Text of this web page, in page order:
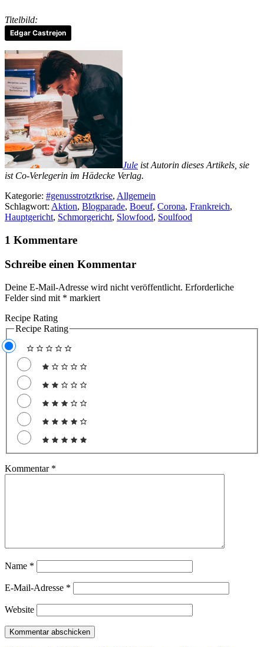
Titelbild:
Edgar Castrejon
Jule ist Autorin dieses Artikels, sie
ist Co-Verlegerin im Hädecke Verlag.
Kategorie: #genusstrotztkrise, Allgemein
Schlagwort: Aktion, Blogparade, Boeuf, Corona, Frankreich,
Hauptgericht, Schmorgericht, Slowfood, Soulfood
1 Kommentare
Schreibe einen Kommentar
Deine E-Mail-Adresse wird nicht veröffentlicht. Erforderliche
Felder sind mit * markiert
Recipe Rating
Recipe Rating
Kommentar *
Name *
E-Mail-Adresse *
Website